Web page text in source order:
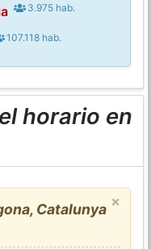
3.975 hab.
107.118 hab.
horario en
×
Catalunya